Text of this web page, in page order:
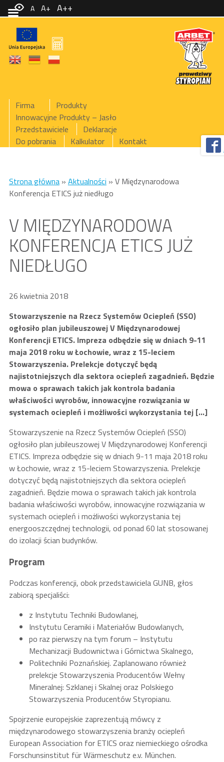
Firma
Produkty
Innowacyjne Produkty – Jasło
Przedstawiciele
Deklaracje
Do pobrania
Kalkulator Kontakt
Strona główna» Aktualności » V Międzynarodowa
Konferencja ETICS już niedługo
V MIĘDZYNARODOWA
KONFERENCJA ETICS JUŻ
NIEDŁUGO
26 kwietnia 2018
Stowarzyszenie na Rzecz Systemów Ociepleń (SSO)
ogłosiło plan jubileuszowej V Międzynarodowej
Konferencji ETICS. Impreza odbędzie się w dniach 9-11
maja 2018 roku w Łochowie, wraz z 15-leciem
Stowarzyszenia. Prelekcje dotyczyć będą
najistotniejszych dla sektora ociepleń zagadnień. Będzie
mowa o sprawach takich jak kontrola badania
właściwości wyrobów, innowacyjne rozwiązania w
systemach ociepleń i możliwości wykorzystania tej […]
Stowarzyszenie na Rzecz Systemów Ociepleń (SSO)
ogłosiło plan jubileuszowej V Międzynarodowej Konferencji
ETICS. Impreza odbędzie się w dniach 9-11 maja 2018 roku
w Łochowie, wraz z 15-leciem Stowarzyszenia. Prelekcje
dotyczyć będą najistotniejszych dla sektora ociepleń
zagadnień. Będzie mowa o sprawach takich jak kontrola
badania właściwości wyrobów, innowacyjne rozwiązania w
systemach ociepleń i możliwości wykorzystania tej
energooszczędnej technologii, od ponad 60 lat stosowanej
do izolacji ścian budynków.
Program
Podczas konferencji, obok przedstawiciela GUNB, głos
zabiorą specjaliści:
z Instytutu Techniki Budowlanej,
Instytutu Ceramiki i Materiałów Budowlanych,
po raz pierwszy na tym forum – Instytutu
Mechanizacji Budownictwa i Górnictwa Skalnego,
Politechniki Poznańskiej. Zaplanowano również
prelekcje Stowarzyszenia Producentów Wełny
Mineralnej: Szklanej i Skalnej oraz Polskiego
Stowarzyszenia Producentów Styropianu.
Spojrzenie europejskie zaprezentują mówcy z
międzynarodowego stowarzyszenia branży ociepleń
European Association for ETICS oraz niemieckiego ośrodka
Forschunsinstitut für Wärmeschutz e.v. München.
A A+ A++